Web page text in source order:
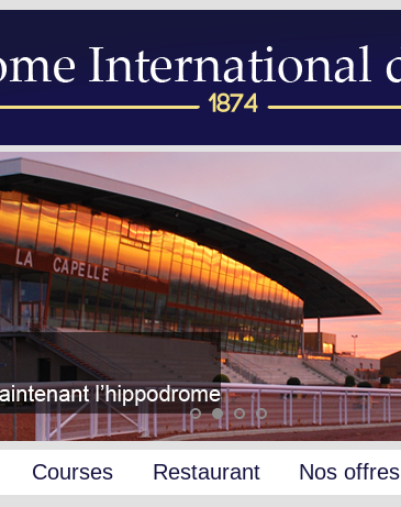
Courses Restaurant Nos offres